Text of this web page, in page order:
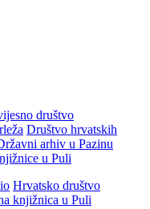
društvo
Društvo hrvatskih
arhiv u Pazinu
u Puli
Hrvatsko društvo
knjižnica u Puli